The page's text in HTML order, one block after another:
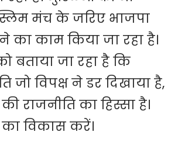
मंच के जरिए भाजपा
का काम किया जा रहा है।
बताया जा रहा है कि
जो विपक्ष ने डर दिखाया है,
की राजनीति का हिस्सा है।
विकास करें।